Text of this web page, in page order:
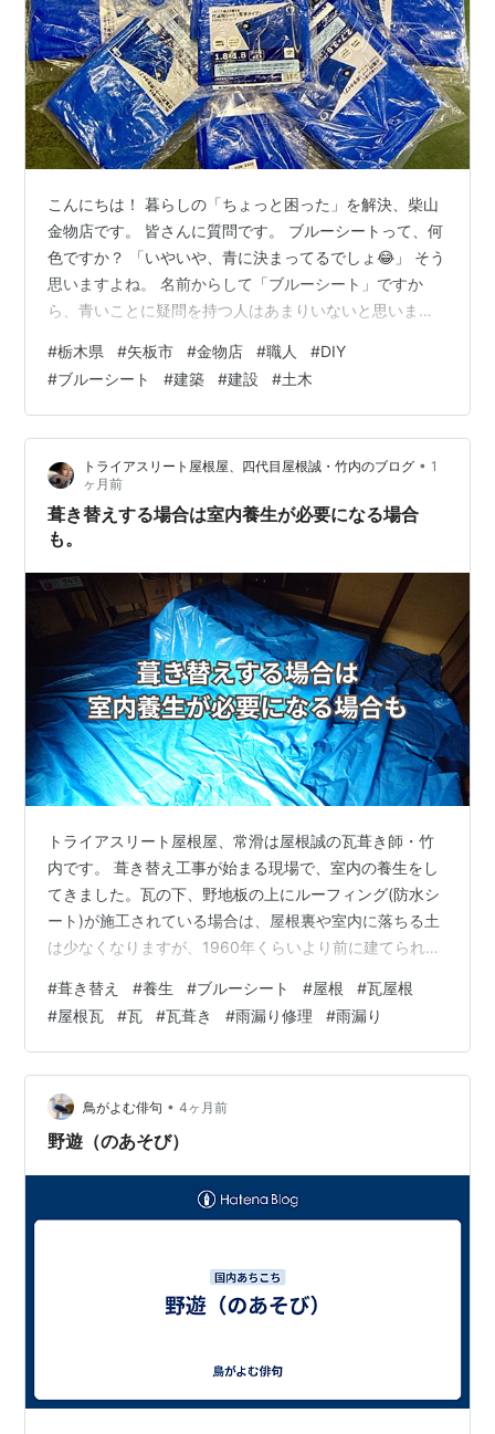
こんにちは！ 暮らしの「ちょっと困った」を解決、柴山
金物店です。 皆さんに質問です。 ブルーシートって、何
色ですか？ 「いやいや、青に決まってるでしょ😂」 そう
思いますよね。 名前からして「ブルーシート」ですか
ら、青いことに疑問を持つ人はあまりいないと思いま
と、何の疑問も持たずに使ってきました。 でも、よく考
えてみると不思議ではありませんか？🤔 雨よけや養生に
使うだけなら、緑でもいい。 汚れを目立たせたくないな
ら、黒やグレーでもよさそうです。 周囲を明るくしたい
なら、白でもいいですよね。 実際、現在ではグリーン、
シルバー、ブラック、ホワイト…
#栃木県 #矢板市 #金物店 #職人 #DIY
#ブルーシート #建築 #建設 #土木
トライアスリート屋根屋、四代目屋根誠・竹内のブログ • 1
ヶ月前
葺き替えする場合は室内養生が必要になる場合
も。
トライアスリート屋根屋、常滑は屋根誠の瓦葺き師・竹
内です。 葺き替え工事が始まる現場で、室内の養生をし
てきました。瓦の下、野地板の上にルーフィング(防水シ
ート)が施工されている場合は、屋根裏や室内に落ちる土
は少なくなりますが、1960年くらいより前に建てられた
ないので、とんでもない量の土が落ちることになりま
す。 それでも天井が張ってあれば、天井に落ちるので、
天井さえ掃除すれば良いのですが、納屋のような天井が
張っていない建物の場合は、室内に大量の土が落ちるの
で、室内を養生する必要があります。 和室もしっかり養
生 大変なのは納屋や物置 蓄積されたノ…
#葺き替え #養生 #ブルーシート #屋根 #瓦屋根
#屋根瓦 #瓦 #瓦葺き #雨漏り修理 #雨漏り
鳥がよむ俳句 • 4ヶ月前
野遊（のあそび）